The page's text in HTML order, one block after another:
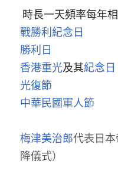
時長一天頻率每年
戰勝利紀念日
勝利日
香港重光及其紀念日
光復節
中華民國軍人節
梅津美治郎代表日
降儀式）